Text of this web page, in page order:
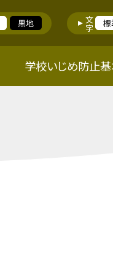
黒地 文字
学校いじめ防止